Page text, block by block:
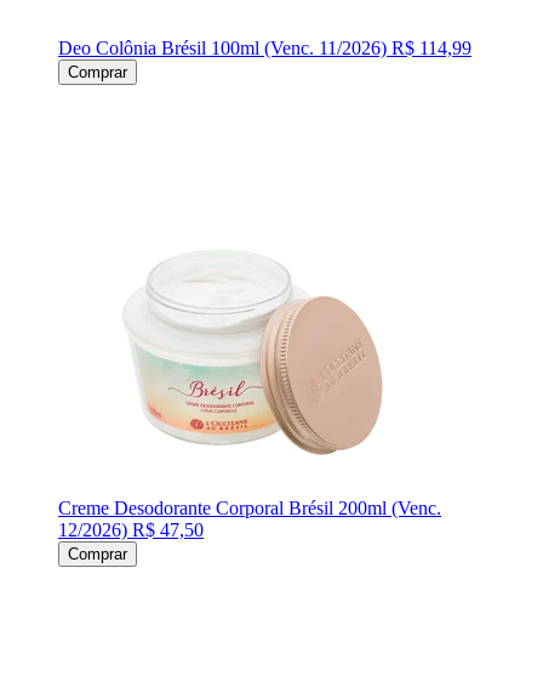
Deo Colônia Brésil 100ml (Venc. 11/2026) R$ 114,99
Comprar
Creme Desodorante Corporal Brésil 200ml (Venc.
12/2026) R$ 47,50
Comprar